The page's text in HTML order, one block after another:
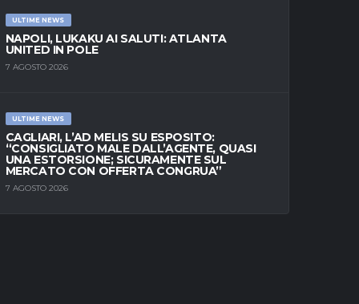
ULTIME NEWS
NAPOLI, LUKAKU AI SALUTI: ATLANTA
UNITED IN POLE
7 AGOSTO 2026
ULTIME NEWS
CAGLIARI, L’AD MELIS SU ESPOSITO:
“CONSIGLIATO MALE DALL’AGENTE, QUASI
UNA ESTORSIONE; SICURAMENTE SUL
MERCATO CON OFFERTA CONGRUA”
7 AGOSTO 2026